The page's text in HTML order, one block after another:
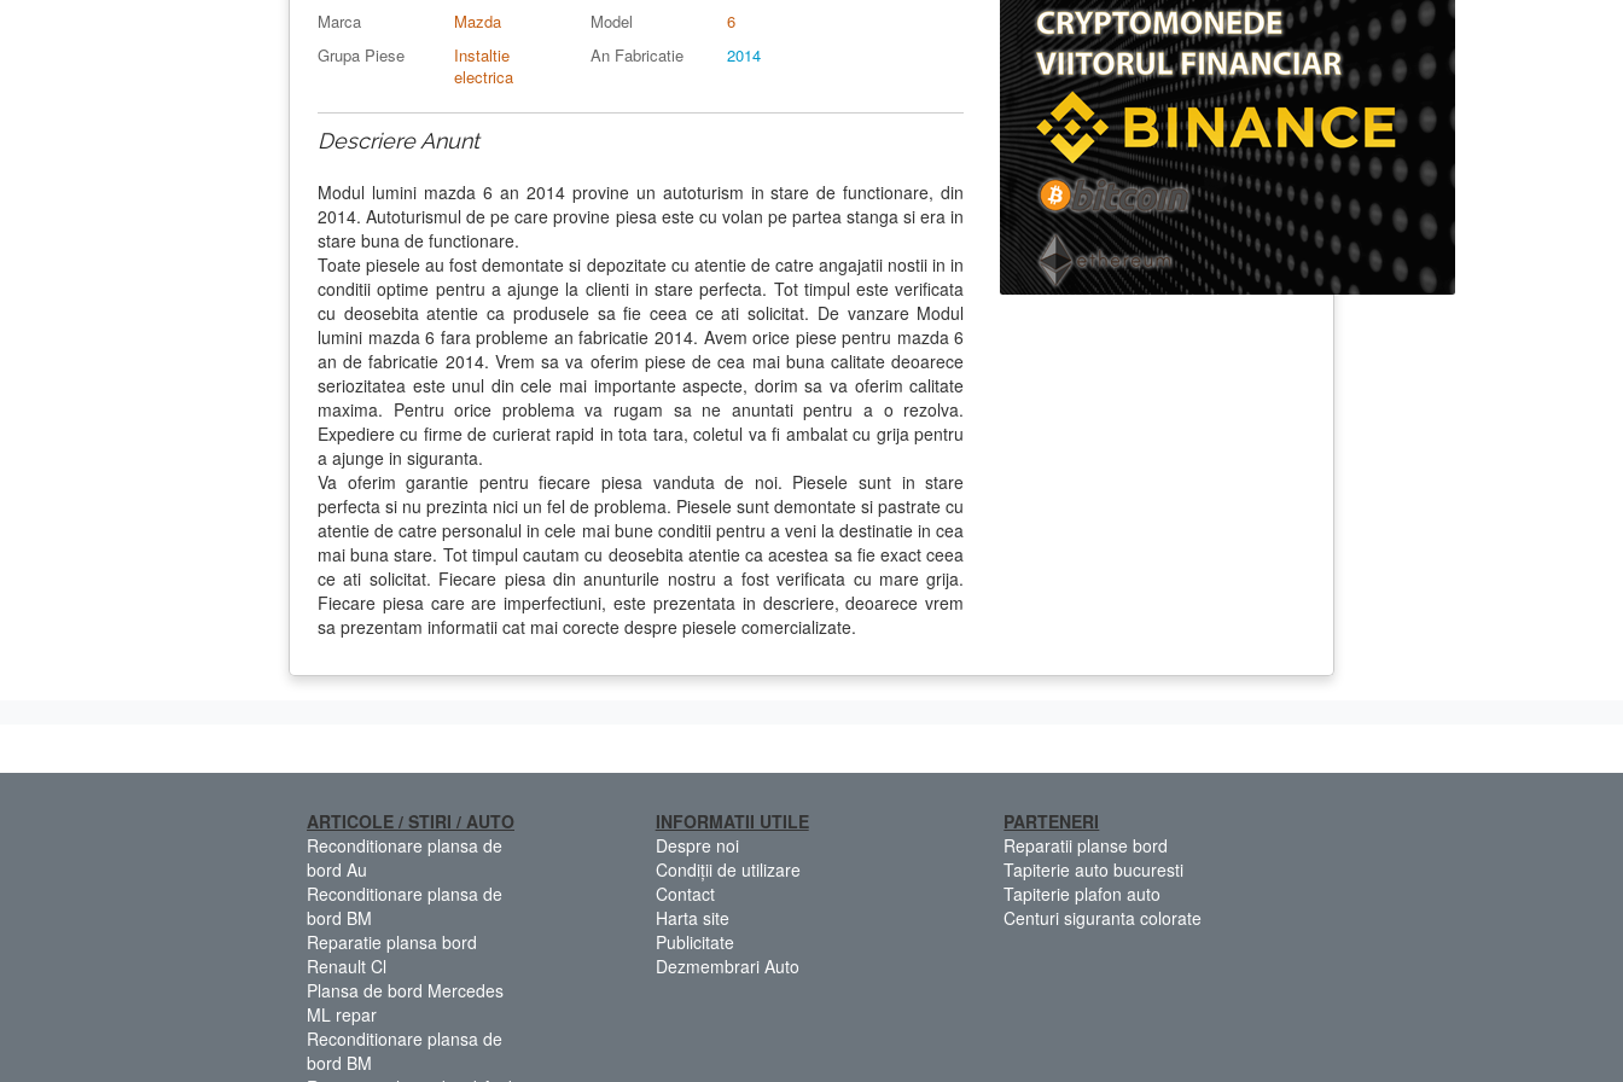
Marca Mazda Model
6
Grupa Piese
Instaltie
electrica
An Fabricatie 2014
Descriere Anunt
Modul lumini mazda 6 an 2014 provine un autoturism in stare de functionare, din
2014. Autoturismul de pe care provine piesa este cu volan pe partea stanga si era in
stare buna de functionare.
Toate piesele au fost demontate si depozitate cu atentie de catre angajatii nostii in in
conditii optime pentru a ajunge la clienti in stare perfecta. Tot timpul este verificata
cu deosebita atentie ca produsele sa fie ceea ce ati solicitat. De vanzare Modul
lumini mazda 6 fara probleme an fabricatie 2014. Avem orice piese pentru mazda 6
an de fabricatie 2014. Vrem sa va oferim piese de cea mai buna calitate deoarece
seriozitatea este unul din cele mai importante aspecte, dorim sa va oferim calitate
maxima. Pentru orice problema va rugam sa ne anuntati pentru a o rezolva.
Expediere cu firme de curierat rapid in tota tara, coletul va fi ambalat cu grija pentru
a ajunge in siguranta.
Va oferim garantie pentru fiecare piesa vanduta de noi. Piesele sunt in stare
perfecta si nu prezinta nici un fel de problema. Piesele sunt demontate si pastrate cu
atentie de catre personalul in cele mai bune conditii pentru a veni la destinatie in cea
mai buna stare. Tot timpul cautam cu deosebita atentie ca acestea sa fie exact ceea
ce ati solicitat. Fiecare piesa din anunturile nostru a fost verificata cu mare grija.
Fiecare piesa care are imperfectiuni, este prezentata in descriere, deoarece vrem
sa prezentam informatii cat mai corecte despre piesele comercializate.
ARTICOLE / STIRI / AUTO
Reconditionare plansa de
bord Au
Reconditionare plansa de
bord BM
Reparatie plansa bord
Renault Cl
Plansa de bord Mercedes
ML repar
Reconditionare plansa de
bord BM
INFORMATII UTILE
Despre noi
Condiții de utilizare
Contact
Harta site
Publicitate
Dezmembrari Auto
PARTENERI
Reparatii planse bord
Tapiterie auto bucuresti
Tapiterie plafon auto
Centuri siguranta colorate